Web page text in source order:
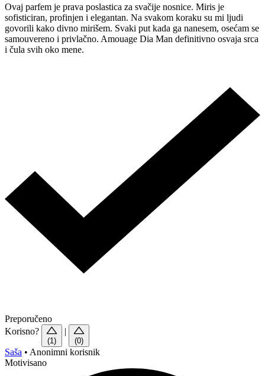
Ovaj parfem je prava poslastica za svačije nosnice. Miris je
sofisticiran, profinjen i elegantan. Na svakom koraku su mi ljudi
govorili kako divno mirišem. Svaki put kada ga nanesem, osećam se
samouvereno i privlačno. Amouage Dia Man definitivno osvaja srca
i čula svih oko mene.
Preporučeno
Korisno?
(1)
|
(0)
Saša • Anonimni korisnik
Motivisano